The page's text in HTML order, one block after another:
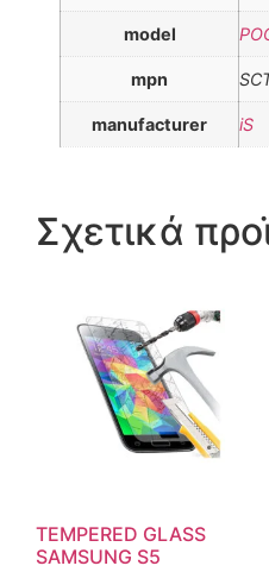
model
mpn
manufacturer iS
Σχετικά
TEMPERED GLASS
SAMSUNG S5